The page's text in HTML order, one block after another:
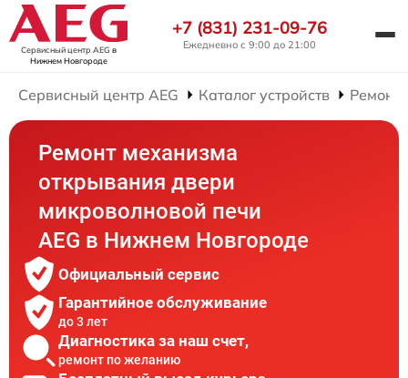
Сервисный центр AEG в
Нижнем Новгороде
+7 (831) 231-09-76
Ежедневно с 9:00 до 21:00
Сервисный центр AEG Каталог устройств Ремонт
Ремонт механизма
открывания двери
микроволновой печи
AEG в Нижнем Новгороде
Официальный сервис
Гарантийное обслуживание
до 3 лет
Диагностика за наш счет,
ремонт по желанию